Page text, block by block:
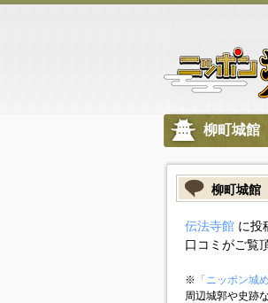
柳町城館
柳町城館
伝法寺館に投
口コミがご覧
※ 「ニッポン城
周辺城郭や史跡